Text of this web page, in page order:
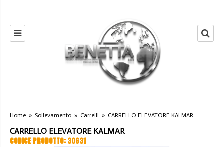
Home » Sollevamento » Carrelli » CARRELLO ELEVATORE KALMAR
CARRELLO ELEVATORE KALMAR
CODICE PRODOTTO: 30631